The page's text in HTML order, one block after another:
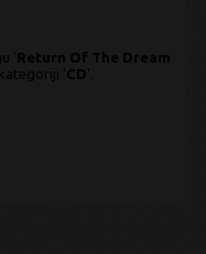
'Return Of The Dream
'CD'.